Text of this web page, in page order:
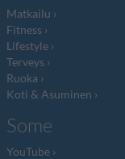
Matkailu
Fitness
Lifestyle
Terveys
Ruoka
Koti & Asuminen
Some
YouTube